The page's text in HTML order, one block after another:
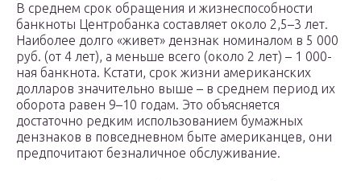
В среднем срок обращения и жизнеспособности
банкноты Центробанка составляет около 2,5–3 лет.
Наиболее долго «живет» дензнак номиналом в 5 000
руб. (от 4 лет), а меньше всего (около 2 лет) – 1 000-
ная банкнота. Кстати, срок жизни американских
долларов значительно выше – в среднем период их
оборота равен 9–10 годам. Это объясняется
достаточно редким использованием бумажных
дензнаков в повседневном быте американцев, они
предпочитают безналичное обслуживание.